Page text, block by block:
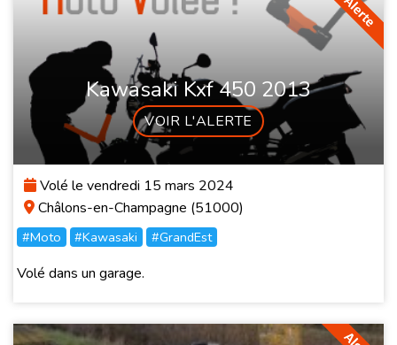
Kawasaki Kxf 450 2013
VOIR L'ALERTE
Volé le vendredi 15 mars 2024
Châlons-en-Champagne (51000)
#Moto #Kawasaki #GrandEst
Volé dans un garage.